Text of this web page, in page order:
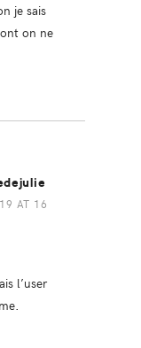
je sais
on ne
AT 16
l’user